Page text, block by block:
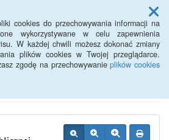
cookies do przechowywania informacji na
wykorzystywane w celu zapewnienia
W każdej chwili możesz dokonać zmiany
plików cookies w Twojej przeglądarce.
zgodę na przechowywanieplików cookies
Menu
Miejski